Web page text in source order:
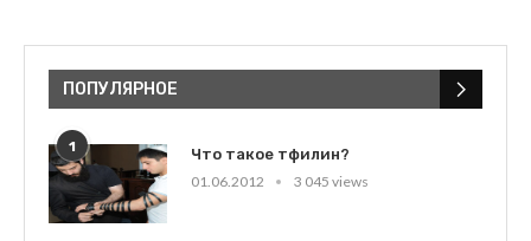
ПОПУЛЯРНОЕ
1
Что такое тфилин?
01.06.2012
3 045 views